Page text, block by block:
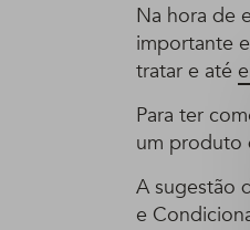
Na hora de
importante
tratar e até
Para ter
um produto
A sugestão
e